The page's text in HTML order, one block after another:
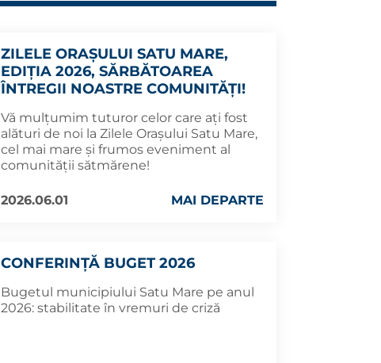
ZILELE ORAȘULUI SATU MARE,
EDIȚIA 2026, SĂRBĂTOAREA
ÎNTREGII NOASTRE COMUNITĂȚI!
Vă mulțumim tuturor celor care ați fost
alături de noi la Zilele Orașului Satu Mare,
cel mai mare și frumos eveniment al
comunității sătmărene!
2026.06.01 MAI DEPARTE
CONFERINȚĂ BUGET 2026
Bugetul municipiului Satu Mare pe anul
2026: stabilitate în vremuri de criză